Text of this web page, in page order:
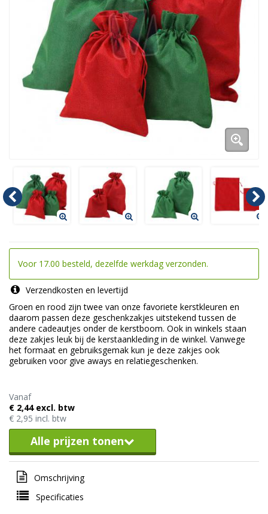
Duurzame verpakkingen
Bedrukte verpakkingen
Voor 17.00 besteld, dezelfde werkdag verzonden.
Verzendkosten en levertijd
Groen en rood zijn twee van onze favoriete kerstkleuren en
daarom passen deze geschenkzakjes uitstekend tussen de
andere cadeautjes onder de kerstboom. Ook in winkels staan
deze zakjes leuk bij de kerstaankleding in de winkel. Vanwege
het formaat en gebruiksgemak kun je deze zakjes ook
gebruiken voor give aways en relatiegeschenken.
Vanaf
€ 2,44 excl. btw
€ 2,95 incl. btw
Alle prijzen tonen
Omschrijving
Specificaties